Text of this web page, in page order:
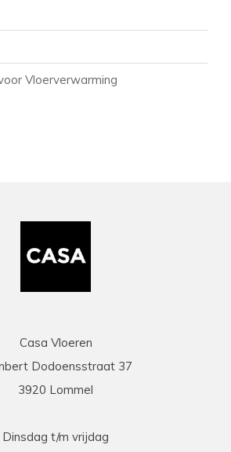
Vloerverwarming
Casa Vloeren
Dodoensstraat 37
3920 Lommel
Dinsdag t/m vrijdag